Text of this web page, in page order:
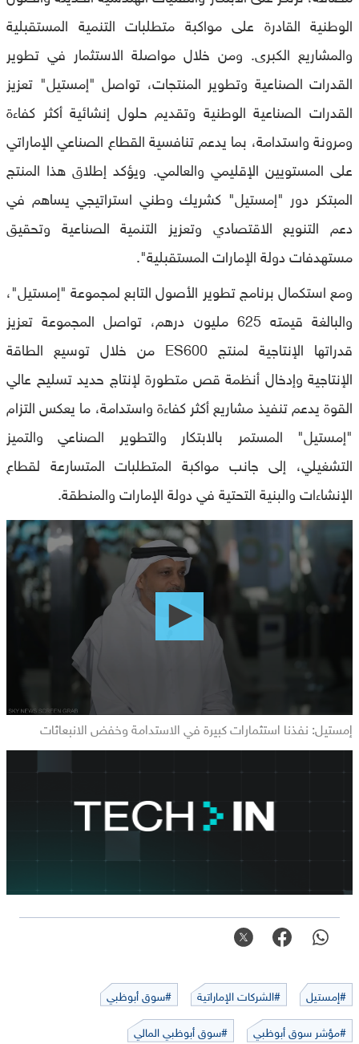
الوطنية القادرة على مواكبة متطلبات التنمية المستقبلية
والمشاريع الكبرى. ومن خلال مواصلة الاستثمار في تطوير
القدرات الصناعية وتطوير المنتجات، تواصل "إمستيل" تعزيز
القدرات الصناعية الوطنية وتقديم حلول إنشائية أكثر كفاءة
ومرونة واستدامة، بما يدعم تنافسية القطاع الصناعي الإماراتي
على المستويين الإقليمي والعالمي. ويؤكد إطلاق هذا المنتج
المبتكر دور "إمستيل" كشريك وطني استراتيجي يساهم في
دعم التنويع الاقتصادي وتعزيز التنمية الصناعية وتحقيق
مستهدفات دولة الإمارات المستقبلية".
ومع استكمال برنامج تطوير الأصول التابع لمجموعة "إمستيل"،
والبالغة قيمته 625 مليون درهم، تواصل المجموعة تعزيز
قدراتها الإنتاجية لمنتج ES600 من خلال توسيع الطاقة
الإنتاجية وإدخال أنظمة قص متطورة لإنتاج حديد تسليح عالي
القوة يدعم تنفيذ مشاريع أكثر كفاءة واستدامة، ما يعكس التزام
"إمستيل" المستمر بالابتكار والتطوير الصناعي والتميز
التشغيلي، إلى جانب مواكبة المتطلبات المتسارعة لقطاع
الإنشاءات والبنية التحتية في دولة الإمارات والمنطقة.
0
seconds
seconds
إمستيل: نفذنا استثمارات كبيرة في الاستدامة وخفض الانبعاثات
#إمستيل #الشركات الإماراتية
#سوق أبوظبي
#مؤشر سوق أبوظبي
#سوق أبوظبي المالي